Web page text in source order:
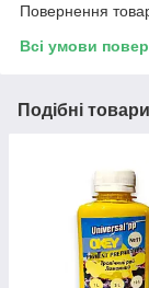
Повернення
Всі умови
Подібні